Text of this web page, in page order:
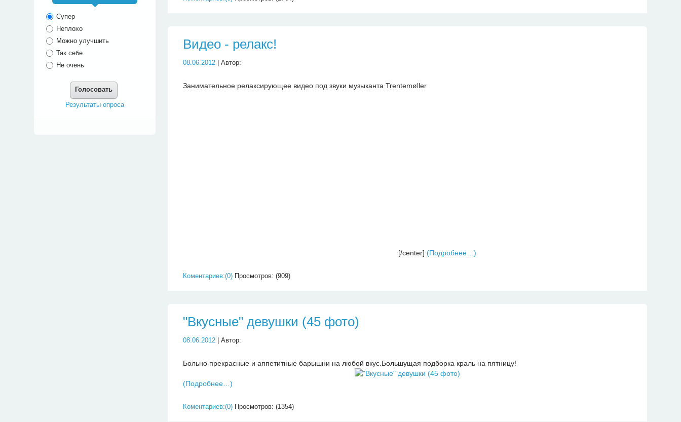
Видео - релакс!
08.06.2012 | Автор:
Занимательное релаксирующее видео под звуки музыканта Trentemøller
[/center] (Подробнее…)
Коментариев:(0) Просмотров: (909)
"Вкусные" девушки (45 фото)
08.06.2012 | Автор:
Больно прекрасные и аппетитные барышни на любой вкус.Большущая подборка краль на пятницу!
(Подробнее…)
Коментариев:(0) Просмотров: (1354)
Супер
Неплохо
Можно улучшить
Так себе
Не очень
Голосовать
Результаты опроса